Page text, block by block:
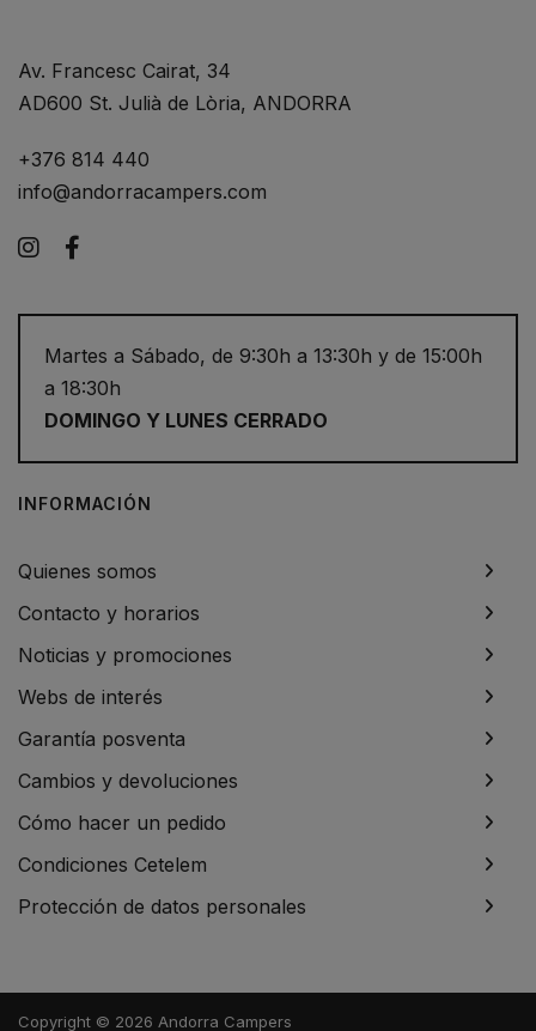
Av. Francesc Cairat, 34
AD600 St. Julià de Lòria, ANDORRA
+376 814 440
info@andorracampers.com
Instagram
Martes a Sábado, de 9:30h a 13:30h y de 15:00h
a 18:30h
DOMINGO Y LUNES CERRADO
INFORMACIÓN
Quienes somos
Contacto y horarios
Noticias y promociones
Webs de interés
Garantía posventa
Cambios y devoluciones
Cómo hacer un pedido
Condiciones Cetelem
Protección de datos personales
Copyright © 2026 Andorra Campers